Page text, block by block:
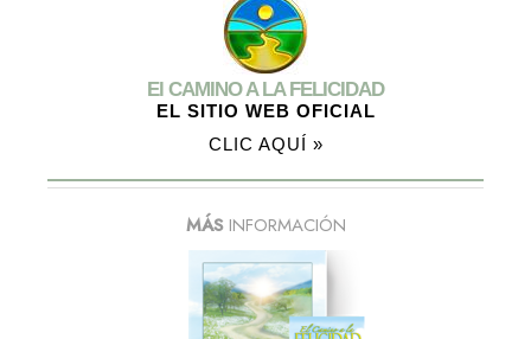
El CAMINO A LA FELICIDAD
EL SITIO WEB OFICIAL
CLIC AQUÍ »
MÁSINFORMACIÓN